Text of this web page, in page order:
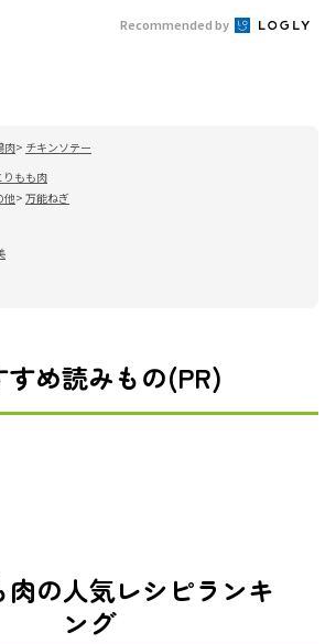
Recommended by
肉
チキンソテー
りもも肉
他
万能ねぎ
すめ読みもの(PR)
肉の人気レシピランキ
ング